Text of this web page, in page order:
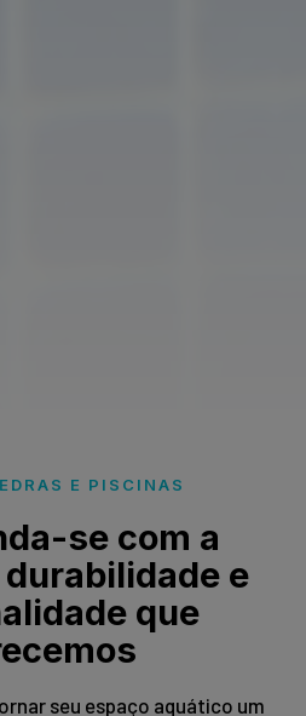
E PISCINAS
se com a
e
que
seu espaço aquático um